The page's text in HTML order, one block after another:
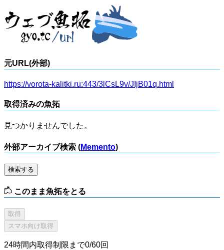
元URL(外部)
https://vorota-kalitki.ru:443/3lCsL9v/JIjB01q.html
取得済みの魚拓
見つかりませんでした。
外部アーカイブ検索 (Memento)
検索する
このまま魚拓をとる
24時間内取得制限まで0/60回